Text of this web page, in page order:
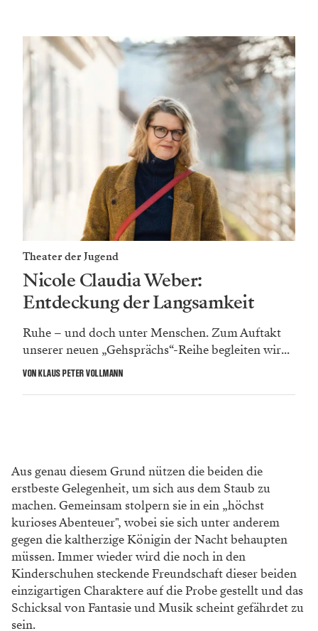
Theater der Jugend
Nicole Claudia Weber:
Entdeckung der Langsamkeit
Ruhe – und doch unter Menschen. Zum Auftakt
unserer neuen „Gehsprächs“-Reihe begleiten wir...
VON KLAUS PETER VOLLMANN
Aus genau diesem Grund nützen die beiden die
erstbeste Gelegenheit, um sich aus dem Staub zu
machen. Gemeinsam stolpern sie in ein „höchst
kurioses Abenteuer", wobei sie sich unter anderem
gegen die kaltherzige Königin der Nacht behaupten
müssen. Immer wieder wird die noch in den
Kinderschuhen steckende Freundschaft dieser beiden
einzigartigen Charaktere auf die Probe gestellt und das
Schicksal von Fantasie und Musik scheint gefährdet zu
sein.